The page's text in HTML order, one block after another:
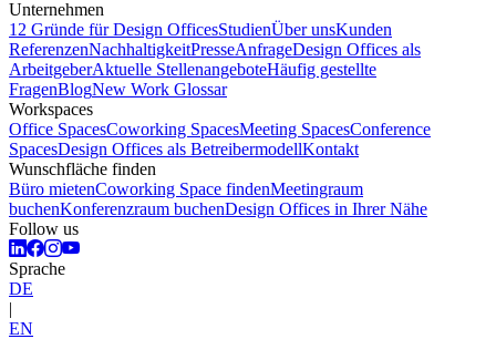
Unternehmen
12 Gründe für Design OfficesStudienÜber unsKunden
ReferenzenNachhaltigkeitPresseAnfrageDesign Offices als
ArbeitgeberAktuelle StellenangeboteHäufig gestellte
FragenBlogNew Work Glossar
Workspaces
Office SpacesCoworking SpacesMeeting SpacesConference
SpacesDesign Offices als BetreibermodellKontakt
Wunschfläche finden
Büro mietenCoworking Space findenMeetingraum
buchenKonferenzraum buchenDesign Offices in Ihrer Nähe
Follow us
Sprache
DE
|
EN